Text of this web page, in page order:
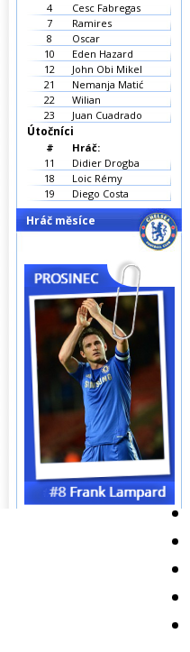
4
Cesc Fabregas
7
Ramires
8
Oscar
10
Eden Hazard
12
John Obi Mikel
21
Nemanja Matić
22
Wilian
23
Juan Cuadrado
Útočníci
#
Hráč:
11
Didier Drogba
18
Loic Rémy
19
Diego Costa
Hráč měsíce